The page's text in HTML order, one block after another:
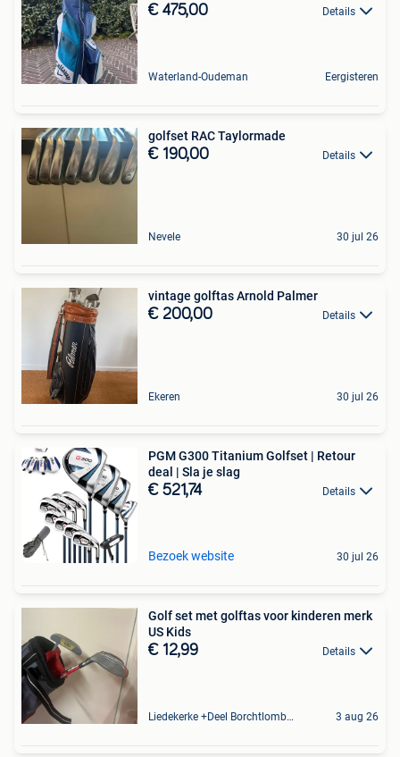
€ 475,00 Details
Waterland-Oudeman Eergisteren
golfset RAC Taylormade
€ 190,00 Details
Nevele 30 jul 26
vintage golftas Arnold Palmer
€ 200,00 Details
Ekeren 30 jul 26
PGM G300 Titanium Golfset | Retour
deal | Sla je slag
€ 521,74 Details
Bezoek website 30 jul 26
Golf set met golftas voor kinderen merk
US Kids
€ 12,99 Details
Liedekerke +Deel Borchtlombeek 3 aug 26